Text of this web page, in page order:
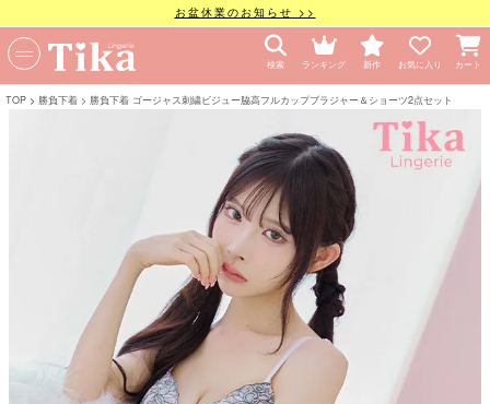
お盆休業のお知らせ >>
検索 ランキング 新作 お気に入り カート
TOP 勝負下着 勝負下着 ゴージャス刺繍ビジュー脇高フルカップブラジャー＆ショーツ2点セット